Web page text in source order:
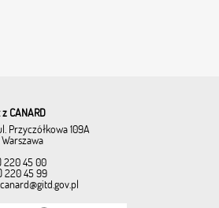
CANARD
Przyczółkowa 109A
220 45 00
220 45 99
canard@gitd.gov.pl